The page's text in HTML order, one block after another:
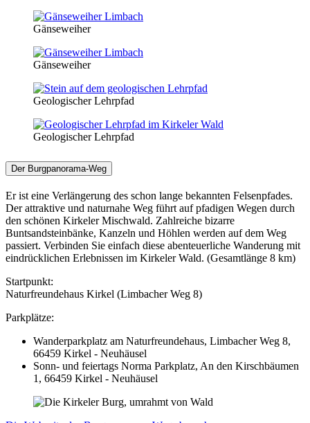
Gänseweiher
Gänseweiher
Geologischer Lehrpfad
Geologischer Lehrpfad
Der Burgpanorama-Weg
Er ist eine Verlängerung des schon lange bekannten Felsenpfades.
Der attraktive und naturnahe Weg führt auf pfadigen Wegen durch
den schönen Kirkeler Mischwald. Zahlreiche bizarre
Buntsandsteinbänke, Kanzeln und Höhlen werden auf dem Weg
passiert. Verbinden Sie einfach diese abenteuerliche Wanderung mit
eindrücklichen Erlebnissen im Kirkeler Wald. (Gesamtlänge 8 km)
Startpunkt:
Naturfreundehaus Kirkel (Limbacher Weg 8)
Parkplätze:
Wanderparkplatz am Naturfreundehaus, Limbacher Weg 8,
66459 Kirkel - Neuhäusel
Sonn- und feiertags Norma Parkplatz, An den Kirschbäumen
1, 66459 Kirkel - Neuhäusel